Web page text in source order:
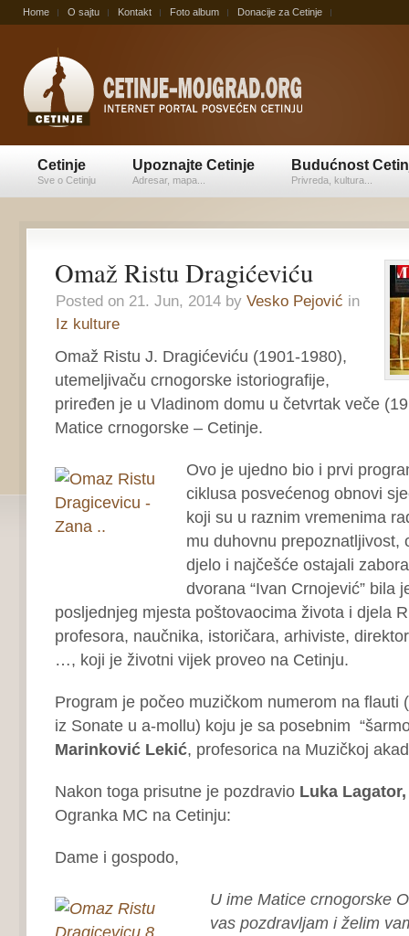
Home O sajtu Kontakt Foto album Donacije za Cetinje
Cetinje
Sve o Cetinju
Upoznajte Cetinje
Adresar, mapa...
Budućnost
Privreda, kultura...
Omaž Ristu Dragićeviću
Posted on 21. Jun, 2014 by Vesko Pejović in
Iz kulture
Omaž Ristu J. Dragićeviću (1901-1980),
utemeljivaču crnogorske istoriografije,
priređen je u Vladinom domu u četvrtak veče
Matice crnogorske – Cetinje.
Ovo je ujedno bio i prvi
ciklusa posvećenog obnovi
koji su u raznim vremenima
mu duhovnu prepoznatljivost,
djelo i najčešće ostajali
dvorana “Ivan Crnojević” bila
posljednjeg mjesta poštovaocima života i djela
profesora, naučnika, istoričara, arhiviste,
…, koji je životni vijek proveo na Cetinju.
Program je počeo muzičkom numerom na flauti
iz Sonate u a-mollu) koju je sa posebnim
Marinković Lekić, profesorica na Muzičkoj
Nakon toga prisutne je pozdravio Luka Lagator,
Ogranka MC na Cetinju:
Dame i gospodo,
U ime Matice crnogorske
vas pozdravljam i želim